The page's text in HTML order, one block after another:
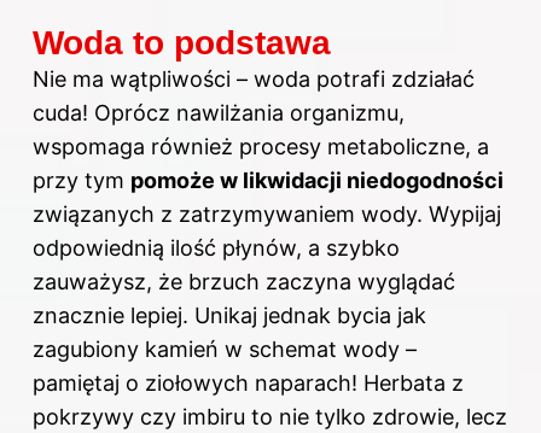
Woda to podstawa
Nie ma wątpliwości – woda potrafi zdziałać
cuda! Oprócz nawilżania organizmu,
wspomaga również procesy metaboliczne, a
przy tym pomoże w likwidacji niedogodności
związanych z zatrzymywaniem wody. Wypijaj
odpowiednią ilość płynów, a szybko
zauważysz, że brzuch zaczyna wyglądać
znacznie lepiej. Unikaj jednak bycia jak
zagubiony kamień w schemat wody –
pamiętaj o ziołowych naparach! Herbata z
pokrzywy czy imbiru to nie tylko zdrowie, lecz